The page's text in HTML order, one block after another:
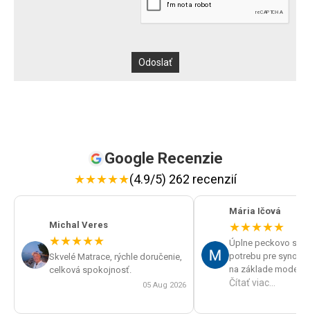
Google Recenzie
★★★★★(4.9/5) 262 recenzií
Michal Veres
★★★★★
Skvelé Matrace, rýchle doručenie,
celková spokojnosť.
05 Aug 2026
Mária Ičová
★★★★★
Úplne peckovo
potrebu pre synov
na základe modelu
roštu po telefóne
Čítať viac...